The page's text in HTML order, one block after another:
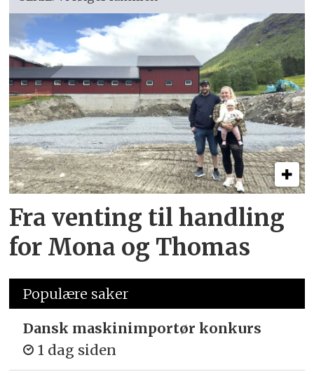
Fra venting til handling
for Mona og Thomas
Populære saker
Dansk maskinimportør konkurs
1 dag siden